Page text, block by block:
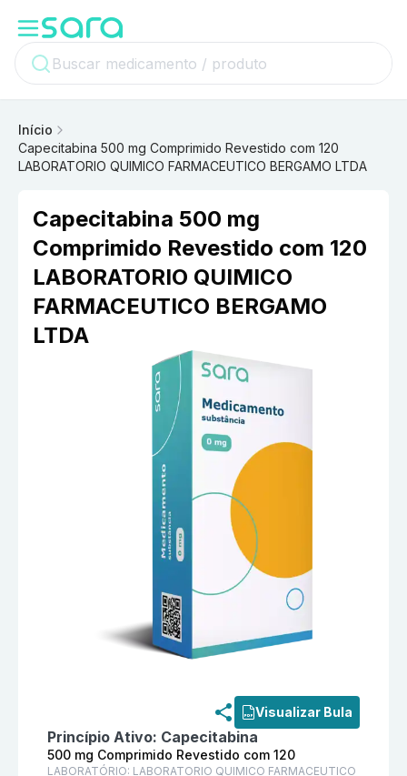
Início
Capecitabina 500 mg Comprimido Revestido com 120
LABORATORIO QUIMICO FARMACEUTICO BERGAMO LTDA
Capecitabina 500 mg
Comprimido Revestido com 120
LABORATORIO QUIMICO
FARMACEUTICO BERGAMO
LTDA
Informações detalhadas do produtoCapecitabina 500
Visualizar Bula
Princípio Ativo: Capecitabina
500 mg Comprimido Revestido com 120
LABORATÓRIO: LABORATORIO QUIMICO FARMACEUTICO